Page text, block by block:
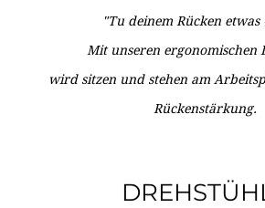
"Tu deinem Rücken etwas
Mit unseren ergonomischen
wird sitzen und stehen am
Rückenstärkung.